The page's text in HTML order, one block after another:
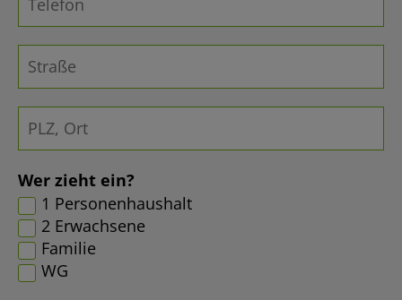
Wer zieht ein?
1 Personenhaushalt
2 Erwachsene
Familie
WG